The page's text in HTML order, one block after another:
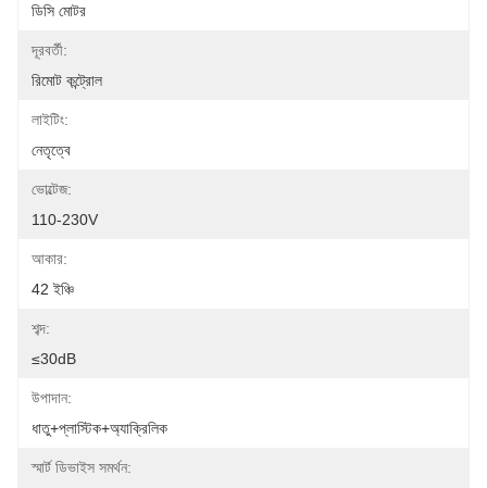
ডিসি মোটর
দূরবর্তী:
রিমোট কন্ট্রোল
লাইটিং:
নেতৃত্বে
ভোল্টেজ:
110-230V
আকার:
42 ইঞ্চি
শব্দ:
≤30dB
উপাদান:
ধাতু+প্লাস্টিক+অ্যাক্রিলিক
স্মার্ট ডিভাইস সমর্থন: